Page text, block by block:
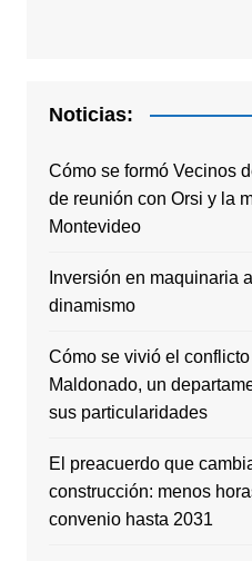
Noticias:
Cómo se formó Vecinos
de reunión con Orsi y la
Montevideo
Inversión en maquinaria
dinamismo
Cómo se vivió el
Maldonado, un
sus particularidades
El preacuerdo que
construcción: menos
convenio hasta 2031